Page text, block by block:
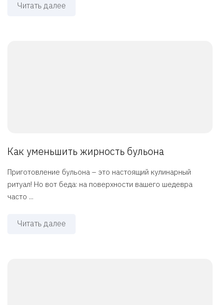
Читать далее
Как уменьшить жирность бульона
Приготовление бульона – это настоящий кулинарный
ритуал! Но вот беда: на поверхности вашего шедевра
часто ...
Читать далее